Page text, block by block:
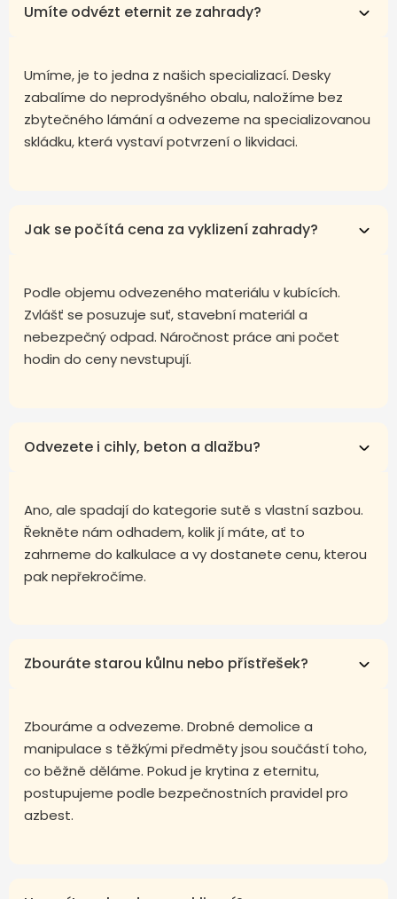
Umíte odvézt eternit ze zahrady?
Umíme, je to jedna z našich specializací. Desky
zabalíme do neprodyšného obalu, naložíme bez
zbytečného lámání a odvezeme na specializovanou
skládku, která vystaví potvrzení o likvidaci.
Jak se počítá cena za vyklizení zahrady?
Podle objemu odvezeného materiálu v kubících.
Zvlášť se posuzuje suť, stavební materiál a
nebezpečný odpad. Náročnost práce ani počet
hodin do ceny nevstupují.
Odvezete i cihly, beton a dlažbu?
Ano, ale spadají do kategorie sutě s vlastní sazbou.
Řekněte nám odhadem, kolik jí máte, ať to
zahrneme do kalkulace a vy dostanete cenu, kterou
pak nepřekročíme.
Zbouráte starou kůlnu nebo přístřešek?
Zbouráme a odvezeme. Drobné demolice a
manipulace s těžkými předměty jsou součástí toho,
co běžně děláme. Pokud je krytina z eternitu,
postupujeme podle bezpečnostních pravidel pro
azbest.